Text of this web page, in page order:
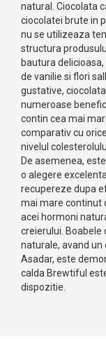
natural. Ciocolata
ciocolatei brute in
nu se utilizeaza
structura
bautura
de vanilie si flori
gustative,
numeroase
contin cea mai
comparativ cu
nivelul
De asemenea,
o alegere
recupereze dupa
mai mare continut
acei hormoni
creierului. Boabele
naturale, avand
Asadar, este
calda Brewtiful
dispozitie.